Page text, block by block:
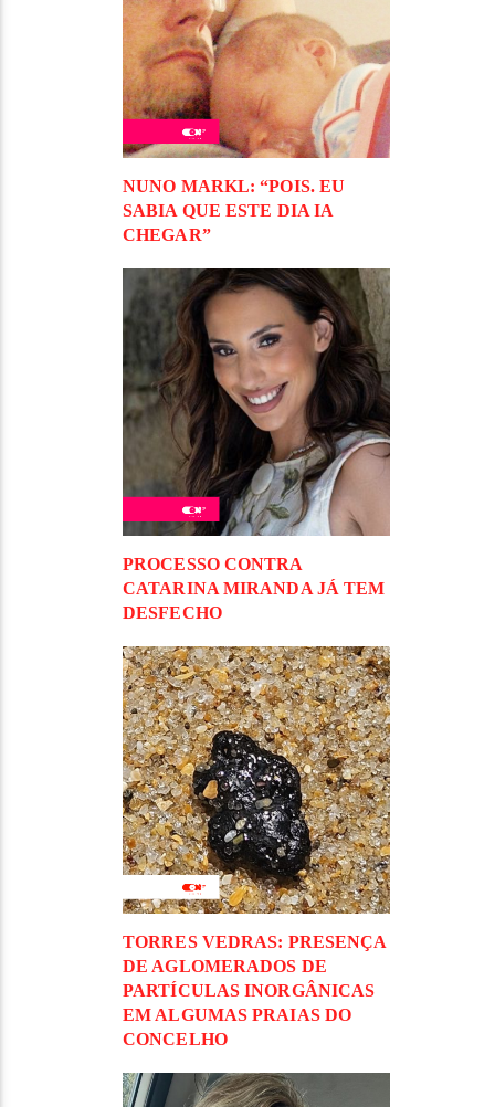
NUNO MARKL: “POIS. EU
SABIA QUE ESTE DIA IA
CHEGAR”
PROCESSO CONTRA
CATARINA MIRANDA JÁ TEM
DESFECHO
TORRES VEDRAS: PRESENÇA
DE AGLOMERADOS DE
PARTÍCULAS INORGÂNICAS
EM ALGUMAS PRAIAS DO
CONCELHO